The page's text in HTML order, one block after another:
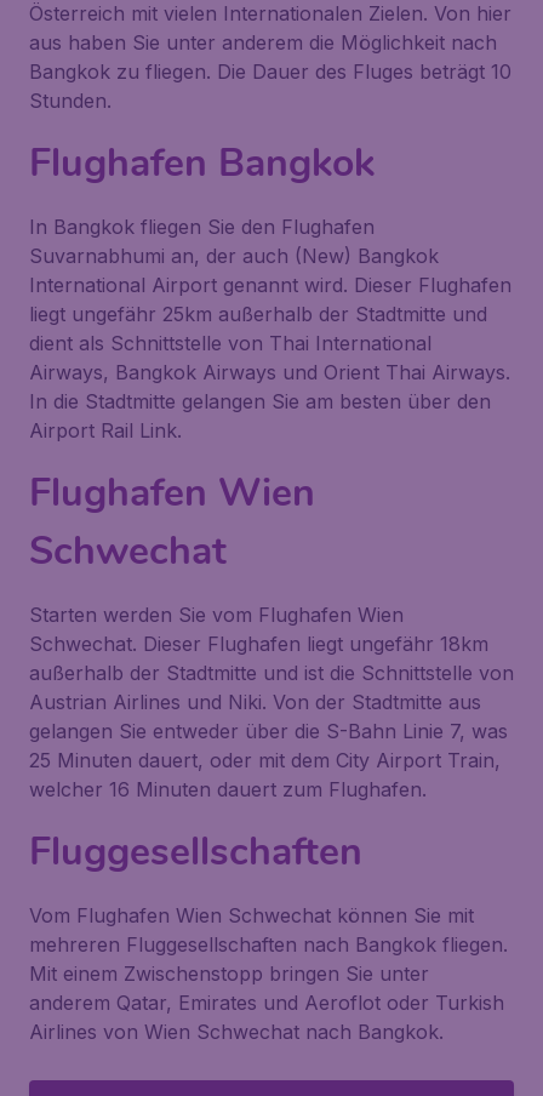
Österreich mit vielen Internationalen Zielen. Von hier
aus haben Sie unter anderem die Möglichkeit nach
Bangkok zu fliegen. Die Dauer des Fluges beträgt 10
Stunden.
Flughafen Bangkok
In Bangkok fliegen Sie den Flughafen
Suvarnabhumi an, der auch (New) Bangkok
International Airport genannt wird. Dieser Flughafen
liegt ungefähr 25km außerhalb der Stadtmitte und
dient als Schnittstelle von Thai International
Airways, Bangkok Airways und Orient Thai Airways.
In die Stadtmitte gelangen Sie am besten über den
Airport Rail Link.
Flughafen Wien
Schwechat
Starten werden Sie vom Flughafen Wien
Schwechat. Dieser Flughafen liegt ungefähr 18km
außerhalb der Stadtmitte und ist die Schnittstelle von
Austrian Airlines und Niki. Von der Stadtmitte aus
gelangen Sie entweder über die S-Bahn Linie 7, was
25 Minuten dauert, oder mit dem City Airport Train,
welcher 16 Minuten dauert zum Flughafen.
Fluggesellschaften
Vom Flughafen Wien Schwechat können Sie mit
mehreren Fluggesellschaften nach Bangkok fliegen.
Mit einem Zwischenstopp bringen Sie unter
anderem Qatar, Emirates und Aeroflot oder Turkish
Airlines von Wien Schwechat nach Bangkok.